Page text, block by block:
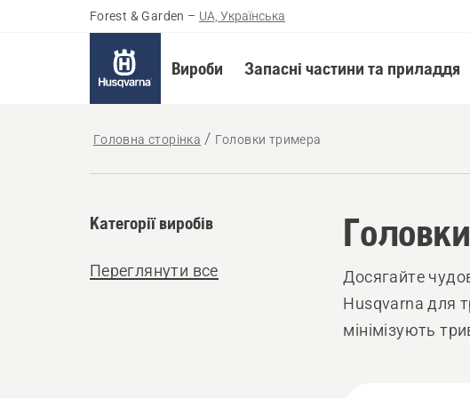
Forest & Garden – UA, Українська
Вироби Запасні частини та приладдя
Головна сторінка Головки тримера
Категорії виробів
Переглянути все
Досягайте
Husqvarna для
мінімізують